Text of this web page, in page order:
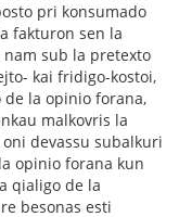
pri konsumado
fakturon sen la
nam sub la pretexto
kai fridigo-kostoi,
la opinio forana,
malkovris la
devassu subalkuri
opinio forana kun
qialigo de la
besonas esti